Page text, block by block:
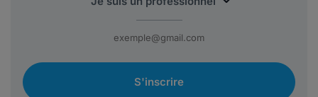
S'inscrire